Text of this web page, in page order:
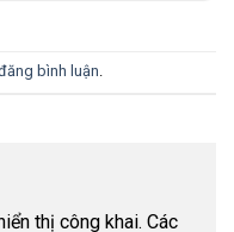
bình luận
thị công khai. Các